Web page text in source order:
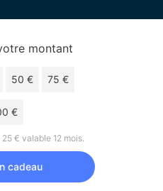
montant
50 € 75 €
€
€ valable 12 mois.
cadeau